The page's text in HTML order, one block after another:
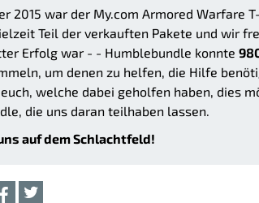
2015 war der My.com Armored Warfare
Teil der verkauften Pakete und wir
Erfolg war - - Humblebundle konnte
um denen zu helfen, die Hilfe
welche dabei geholfen haben, dies
die uns daran teilhaben lassen.
auf dem Schlachtfeld!